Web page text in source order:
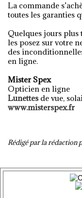
La commande
toutes les garanties
Quelques jours plus
les posez sur votre
des
en ligne.
Mister Spex
Opticien en ligne
Lunettesde vue,
www.misterspex.fr
Rédigé par la rédaction